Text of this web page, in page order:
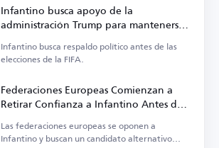
Infantino busca apoyo de la
administración Trump para mantenerse
en el cargo
Infantino busca respaldo político antes de las
elecciones de la FIFA.
Federaciones Europeas Comienzan a
Retirar Confianza a Infantino Antes de
las Elecciones de la FIFA
Las federaciones europeas se oponen a
Infantino y buscan un candidato alternativo